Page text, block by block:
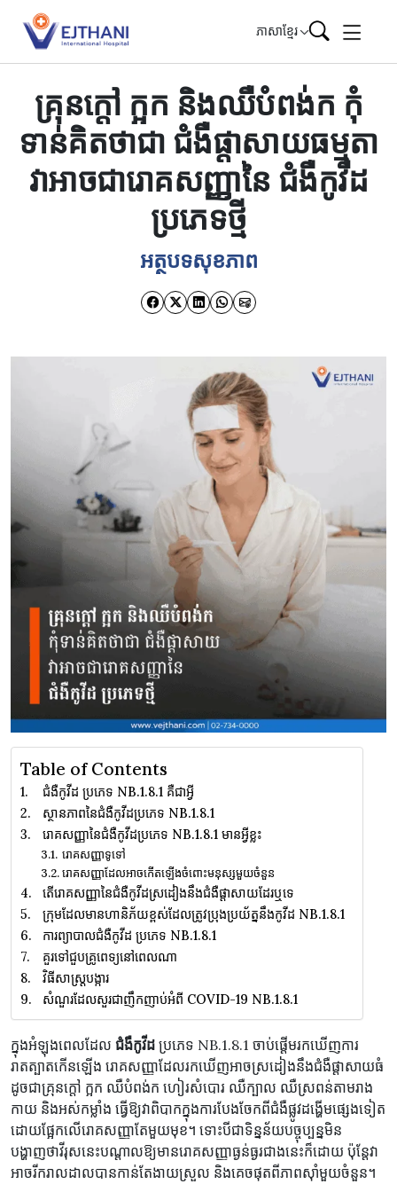
Skip to content
ភាសាខ្មែរ
គ្រុនក្តៅ ក្អក និងឈឺបំពង់ក កុំ
ទាន់គិតថាជា ជំងឺផ្តាសាយធម្មតា
វាអាចជារោគសញ្ញានៃ ជំងឺកូវីដ
ប្រភេទថ្មី
អត្ថបទសុខភាព
Table of Contents
ជំងឺកូវីដ ប្រភេទ NB.1.8.1 គឺជាអ្វី
ស្ថានភាពនៃជំងឺកូវីដប្រភេទ NB.1.8.1
រោគសញ្ញានៃជំងឺកូវីដប្រភេទ NB.1.8.1 មានអ្វីខ្លះ
រោគសញ្ញាទូទៅ
រោគសញ្ញាដែលអាចកើតឡើងចំពោះមនុស្សមួយចំនួន
តើរោគសញ្ញានៃជំងឺកូវីដស្រដៀងនឹងជំងឺផ្តាសាយដែរឬទេ
ក្រុមដែលមានហានិភ័យខ្ពស់ដែលត្រូវប្រុងប្រយ័ត្ននឹងកូវីដ NB.1.8.1
ការព្យាបាលជំងឺកូវីដ ប្រភេទ NB.1.8.1
គួរទៅជួបគ្រូពេទ្យនៅពេលណា
វិធីសាស្រ្តបង្ការ
សំណួរដែលសួរជាញឹកញាប់អំពី COVID-19 NB.1.8.1
ក្នុងអំឡុងពេលដែល ជំងឺកូវីដ ប្រភេទ NB.1.8.1 ចាប់ផ្ដើមរកឃើញការ
រាតត្បាតកើនឡើង រោគសញ្ញាដែលរកឃើញអាចស្រដៀងនឹងជំងឺផ្តាសាយធំ
ដូចជាគ្រុនក្តៅ ក្អក ឈឺបំពង់ក ហៀរសំបោរ ឈឺក្បាល ឈឺស្រពន់តាមរាង
កាយ និងអស់កម្លាំង ធ្វើឱ្យវាពិបាកក្នុងការបែងចែកពីជំងឺផ្លូវដង្ហើមផ្សេងទៀត
ដោយផ្អែកលើរោគសញ្ញាតែមួយមុខ។ ទោះបីជាទិន្នន័យបច្ចុប្បន្នមិន
បង្ហាញថាវីរុសនេះបណ្តាលឱ្យមានរោគសញ្ញាធ្ងន់ធ្ងរជាងនេះក៏ដោយ ប៉ុន្តែវា
អាចរីករាលដាលបានកាន់តែងាយស្រួល និងគេចផុតពីភាពស៊ាំមួយចំនួន។